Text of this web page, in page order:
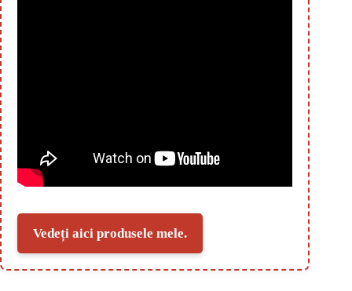
Vedeți aici produsele mele.